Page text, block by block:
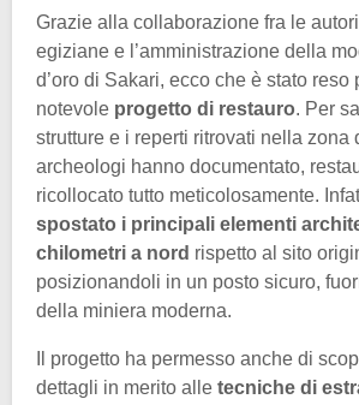
Grazie alla collaborazione fra le
egiziane e l’amministrazione della
d’oro di Sakari, ecco che è stato
notevole progetto di restauro. Per
strutture e i reperti ritrovati nella zona
archeologi hanno documentato,
ricollocato tutto meticolosamente.
spostato i principali elementi
chilometri a nord rispetto al sito
posizionandoli in un posto sicuro,
della miniera moderna.
Il progetto ha permesso anche di
dettagli in merito alle tecniche di